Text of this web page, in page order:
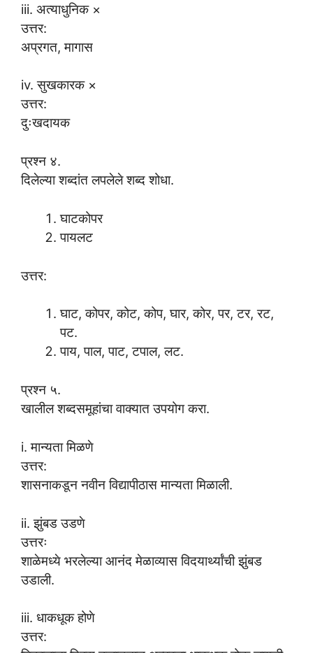
iii. अत्याधुनिक ×
उत्तर:
अप्रगत, मागास
iv. सुखकारक ×
उत्तर:
दुःखदायक
प्रश्न ४.
दिलेल्या शब्दांत लपलेले शब्द शोधा.
घाटकोपर
पायलट
उत्तर:
घाट, कोपर, कोट, कोप, घार, कोर, पर, टर, रट,
पट.
पाय, पाल, पाट, टपाल, लट.
प्रश्न ५.
खालील शब्दसमूहांचा वाक्यात उपयोग करा.
i. मान्यता मिळणे
उत्तर:
शासनाकडून नवीन विद्यापीठास मान्यता मिळाली.
ii. झुंबड उडणे
उत्तरः
शाळेमध्ये भरलेल्या आनंद मेळाव्यास विदयार्थ्यांची झुंबड
उडाली.
iii. धाकधूक होणे
उत्तर: